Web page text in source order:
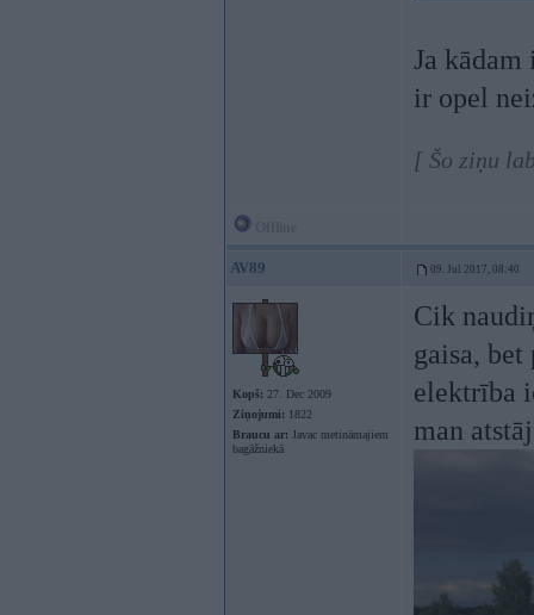
Ja
ir opel
[ Šo ziņu
AV89 09. Jul 2017, 08:40
Kopš: 27. Dec 2009
Ziņojumi: 1822
Braucu ar: Javac metināmajiem
bagāžniekā
Cik
gaisa,
elektrība
man